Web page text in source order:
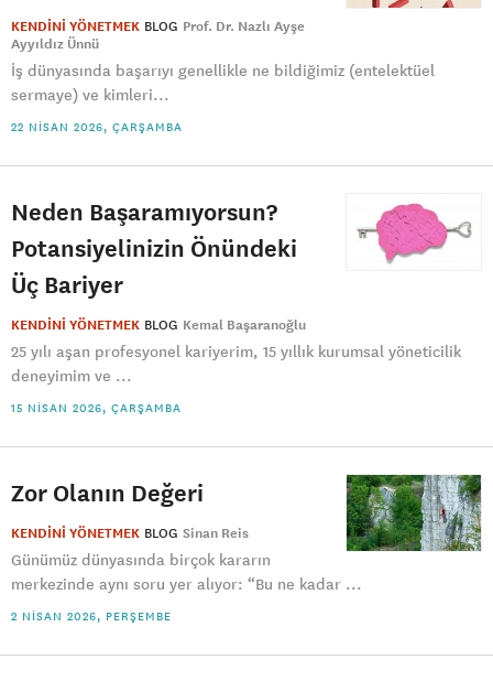
KENDİNİ YÖNETMEK BLOG Prof. Dr. Nazlı Ayşe
Ayyıldız Ünnü
İş dünyasında başarıyı genellikle ne bildiğimiz (entelektüel
sermaye) ve kimleri...
22 NISAN 2026, ÇARŞAMBA
Neden Başaramıyorsun?
Potansiyelinizin Önündeki
Üç Bariyer
KENDİNİ YÖNETMEK BLOG Kemal Başaranoğlu
25 yılı aşan profesyonel kariyerim, 15 yıllık kurumsal yöneticilik
deneyimim ve ...
15 NISAN 2026, ÇARŞAMBA
Zor Olanın Değeri
KENDİNİ YÖNETMEK BLOG Sinan Reis
Günümüz dünyasında birçok kararın
merkezinde aynı soru yer alıyor: “Bu ne kadar ...
2 NISAN 2026, PERŞEMBE